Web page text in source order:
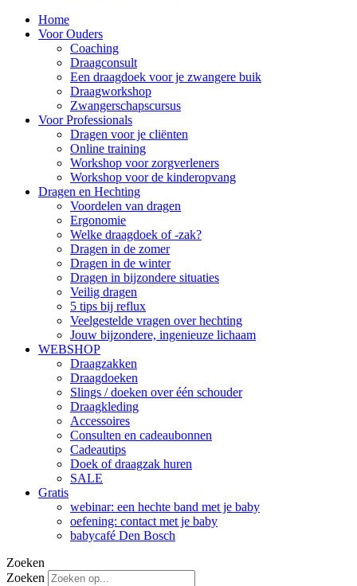
Home
Voor Ouders
Coaching
Draagconsult
Een draagdoek voor je zwangere buik
Draagworkshop
Zwangerschapscursus
Voor Professionals
Dragen voor je cliënten
Online training
Workshop voor zorgverleners
Workshop voor de kinderopvang
Dragen en Hechting
Voordelen van dragen
Ergonomie
Welke draagdoek of -zak?
Dragen in de zomer
Dragen in de winter
Dragen in bijzondere situaties
Veilig dragen
5 tips bij reflux
Veelgestelde vragen over hechting
Jouw bijzondere, ingenieuze lichaam
WEBSHOP
Draagzakken
Draagdoeken
Slings / doeken over één schouder
Draagkleding
Accessoires
Consulten en cadeaubonnen
Cadeautips
Doek of draagzak huren
SALE
Gratis
webinar: een hechte band met je baby
oefening: contact met je baby
babycafé Den Bosch
Zoeken
Zoeken